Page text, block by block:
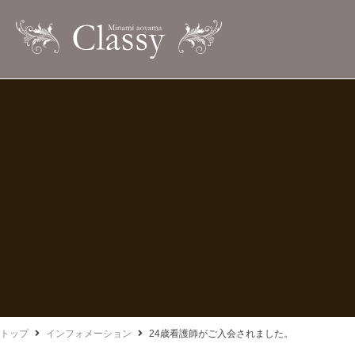
トップ インフォメーション 24歳看護師がご入会されました。